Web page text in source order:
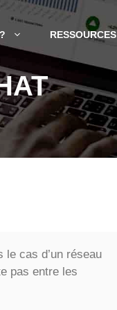
RESSOURCES
cas d’un réseau
pas entre les